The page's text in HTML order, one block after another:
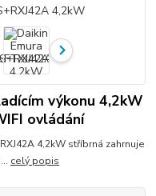
výkonu 4,2kW
ovládání
4,2kW stříbrná zahrnuje
celý popis